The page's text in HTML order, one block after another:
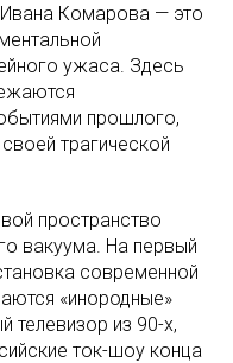
Ивана Комарова — это
ужаса. Здесь
прошлого,
трагической
пространство
вакуума. На первый
современной
«инородные»
телевизор из 90-х,
ток-шоу конца